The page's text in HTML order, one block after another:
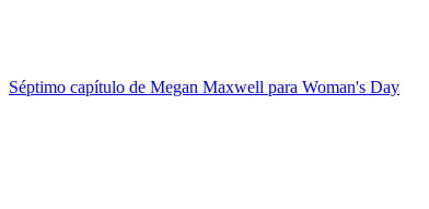
Séptimo capítulo de Megan Maxwell para Woman's Day